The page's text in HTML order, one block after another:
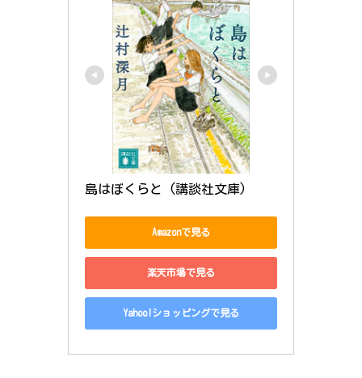
島はぼくらと (講談社文庫)
Amazonで見る
楽天市場で見る
Yahoo!ショッピングで見る